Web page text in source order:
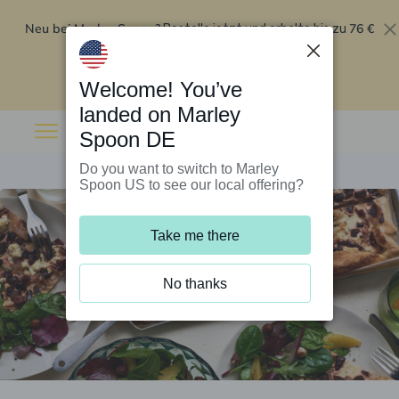
Neu bei Marley Spoon?Bestelle jetzt und erhalte bis zu 76 €
Rabatt auf deine ersten fünf Boxen
Welcome! You’ve
landed on Marley
Spoon DE
Do you want to switch to Marley
Spoon US to see our local offering?
Take me there
No thanks